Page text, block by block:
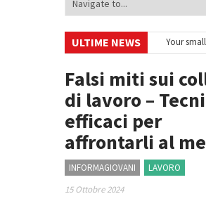
ULTIME NEWS
– Ciclo di webinar •
Your small
finanziaria
• Oxford Debate Lab –
Falsi miti sui
di lavoro –
efficaci per
affrontarli al
INFORMAGIOVANI
LAVORO
15 Ottobre 2024